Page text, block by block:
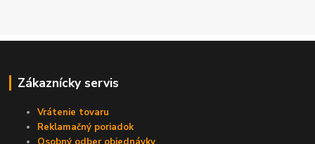
Zákaznícky servis
Vrátenie tovaru
Reklamačný poriadok